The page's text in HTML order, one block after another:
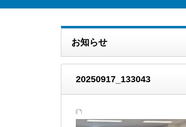
お知らせ
20250917_133043